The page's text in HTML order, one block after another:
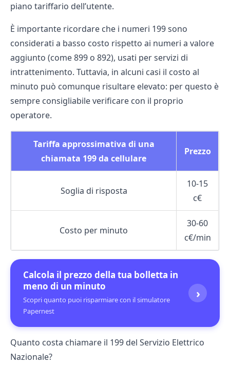
piano tariffario dell’utente.
È importante ricordare che i numeri 199 sono
considerati a basso costo rispetto ai numeri a valore
aggiunto (come 899 o 892), usati per servizi di
intrattenimento. Tuttavia, in alcuni casi il costo al
minuto può comunque risultare elevato: per questo è
sempre consigliabile verificare con il proprio
operatore.
Tariffa approssimativa di una
chiamata 199 da cellulare
Prezzo
Soglia di risposta
10-15
c€
Costo per minuto
30-60
c€/min
Calcola il prezzo della tua bolletta in
meno di un minuto
Scopri quanto puoi risparmiare con il simulatore
Papernest
›
Quanto costa chiamare il 199 del Servizio Elettrico
Nazionale?